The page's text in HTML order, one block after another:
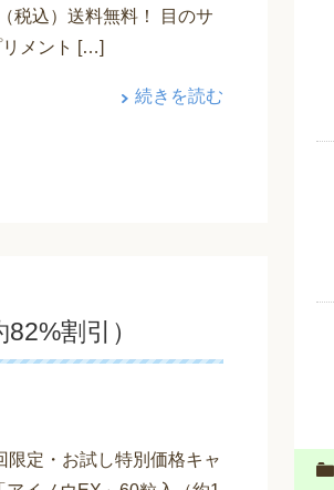
税込）送料無料！ 目のサ
リメント […]
続きを読む
割引）
定・お試し特別価格キャ